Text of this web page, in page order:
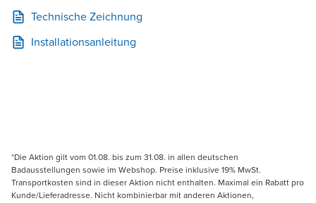
Technische Zeichnung
Installationsanleitung
*Die Aktion gilt vom 01.08. bis zum 31.08. in allen deutschen
Badausstellungen sowie im Webshop. Preise inklusive 19% MwSt.
Transportkosten sind in dieser Aktion nicht enthalten. Maximal ein Rabatt pro
Kunde/Lieferadresse. Nicht kombinierbar mit anderen Aktionen,